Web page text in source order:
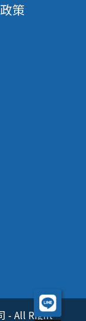
策
- All Right